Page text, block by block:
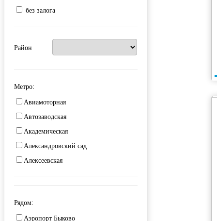
без залога
Район
Метро:
Авиамоторная
Автозаводская
Академическая
Александровский сад
Алексеевская
Алма-Атинская
Аминьевская
Андроновка
Рядом:
Аэропорт Быково